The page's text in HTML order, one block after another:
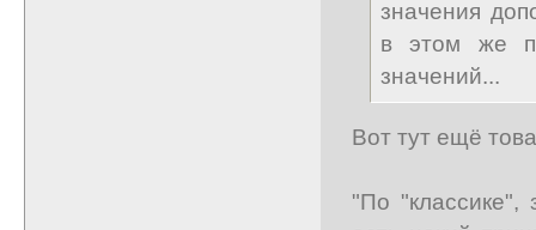
значения
в этом же
значений...
Вот тут ещё
"По "классике",